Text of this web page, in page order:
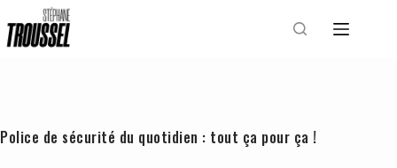
au
Police de sécurité du quotidien : tout ça pour ça !